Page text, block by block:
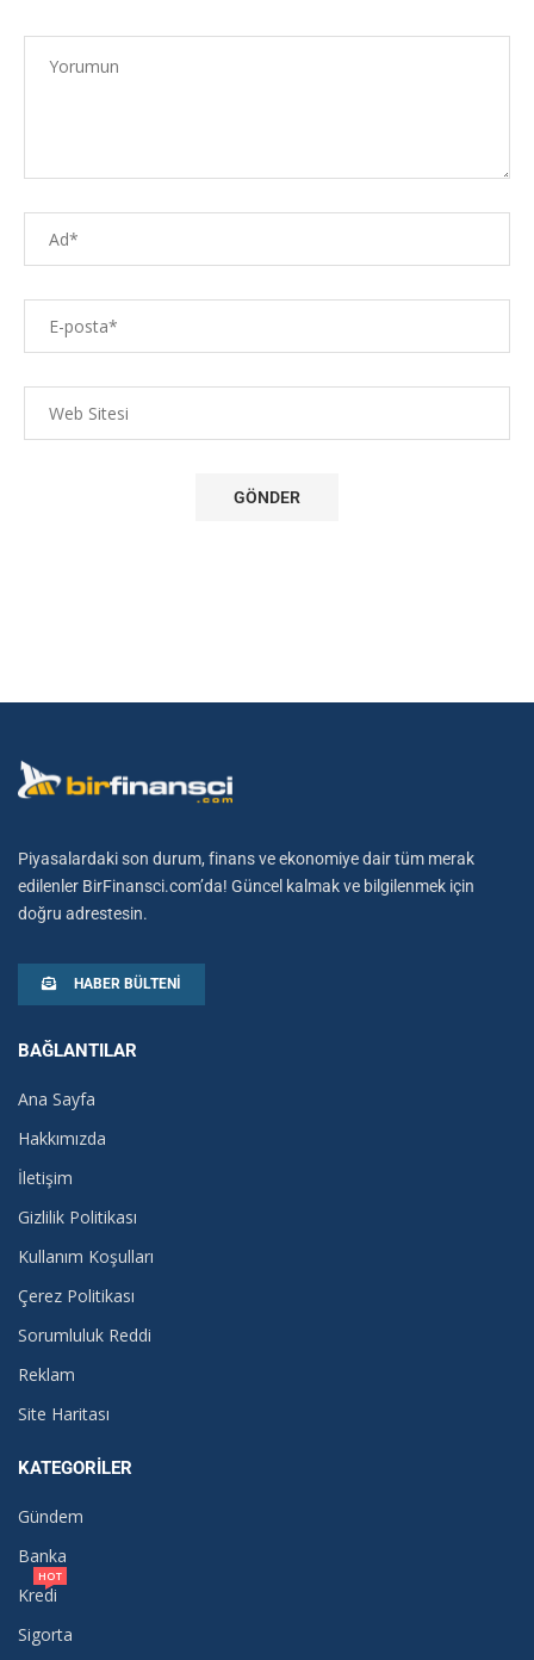
Piyasalardaki son durum, finans ve ekonomiye dair tüm merak
edilenler BirFinansci.com’da! Güncel kalmak ve bilgilenmek için
doğru adrestesin.
HABER BÜLTENI
BAĞLANTILAR
Ana Sayfa
Hakkımızda
İletişim
Gizlilik Politikası
Kullanım Koşulları
Çerez Politikası
Sorumluluk Reddi
Reklam
Site Haritası
KATEGORILER
Gündem
Banka
Kredi
HOT
Sigorta